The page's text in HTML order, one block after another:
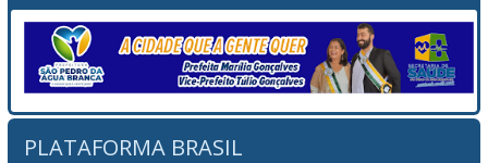
PLATAFORMA BRASIL